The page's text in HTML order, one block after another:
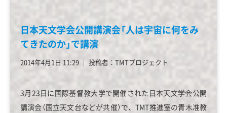
日本天文学会公開講演会「人は宇宙に何をみ
てきたのか」で講演
2014年4月1日 11:29 │ 投稿者：TMTプロジェクト
3月23日に国際基督教大学で開催された日本天文学会公開
講演会（国立天文台などが共催）で、TMT推進室の青木准教